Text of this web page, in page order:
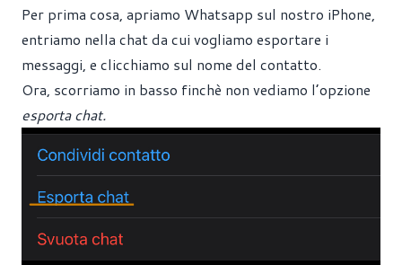
Per prima cosa, apriamo Whatsapp sul nostro iPhone,
entriamo nella chat da cui vogliamo esportare i
messaggi, e clicchiamo sul nome del contatto.
Ora, scorriamo in basso finchè non vediamo l’opzione
esporta chat.